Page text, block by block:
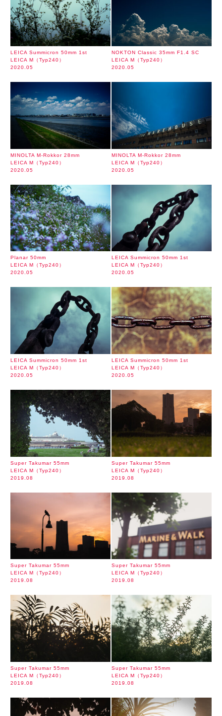
LEICA Summicron 50mm 1st
LEICA M（Typ240）
2020.05
NOKTON Classic 35mm F1.4 SC
LEICA M（Typ240）
2020.05
MINOLTA M-Rokkor 28mm
LEICA M（Typ240）
2020.05
MINOLTA M-Rokkor 28mm
LEICA M（Typ240）
2020.05
Planar 50mm
LEICA M（Typ240）
2020.05
LEICA Summicron 50mm 1st
LEICA M（Typ240）
2020.05
LEICA Summicron 50mm 1st
LEICA M（Typ240）
2020.05
LEICA Summicron 50mm 1st
LEICA M（Typ240）
2020.05
Super Takumar 55mm
LEICA M（Typ240）
2019.08
Super Takumar 55mm
LEICA M（Typ240）
2019.08
Super Takumar 55mm
LEICA M（Typ240）
2019.08
Super Takumar 55mm
LEICA M（Typ240）
2019.08
Super Takumar 55mm
LEICA M（Typ240）
2019.08
Super Takumar 55mm
LEICA M（Typ240）
2019.08